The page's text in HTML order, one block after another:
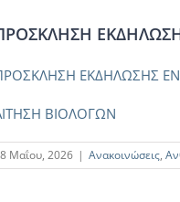
ΕΚΔΗΛΩΣΗΣ
ΒΙΟΛΟΓΩΝ
Μαΐου, 2026 | Ανακοινώσεις,